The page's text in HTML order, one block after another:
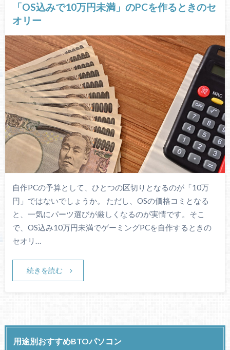
「OS込みで10万円未満」のPCを作るときのセ
オリー
自作PCの予算として、ひとつの区切りとなるのが「10万
円」ではないでしょうか。 ただし、OSの価格コミとなる
と、一気にパーツ選びが厳しくなるのが実情です。そこ
で、OS込み10万円未満でゲーミングPCを自作するときの
セオリ…
続きを読む
用途別おすすめBTOパソコン